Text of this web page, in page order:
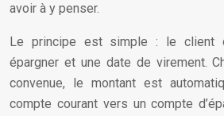
avoir à y penser.
Le principe est simple : le client
épargner et une date de virement.
convenue, le montant est
compte courant vers un compte